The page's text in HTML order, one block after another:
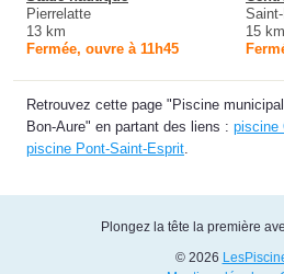
Pierrelatte
13 km
Fermée, ouvre à 11h45
15 km
Retrouvez cette page "Piscine
Bon-Aure" en partant des liens : piscine
piscine Pont-Saint-Esprit
Plongez la tête la première
© 2026